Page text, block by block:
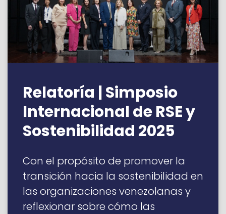
Relatoría | Simposio
Internacional de RSE y
Sostenibilidad 2025
Con el propósito de promover la
transición hacia la sostenibilidad en
las organizaciones venezolanas y
reflexionar sobre cómo las